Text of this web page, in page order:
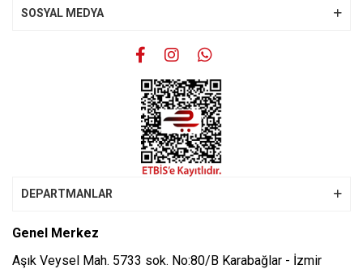
Gönder
SOSYAL MEDYA
DEPARTMANLAR
Genel Merkez
Aşık Veysel Mah. 5733 sok. No:80/B Karabağlar - İzmir